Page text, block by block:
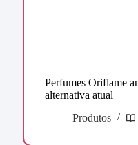
Perfumes Oriflame
alternativa atual
Produtos